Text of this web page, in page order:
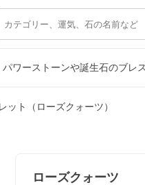
ワーストーンや誕生石のブレ
ット（ローズクォーツ）
ローズクォーツ